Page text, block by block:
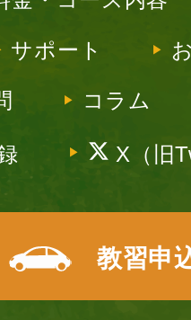
サポート
コラム
X（旧
教習申